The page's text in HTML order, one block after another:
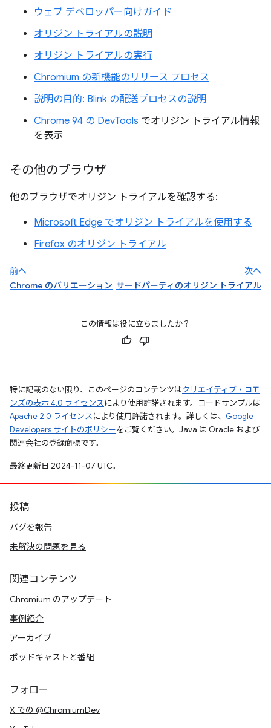
ウェブ デベロッパー向けガイド
オリジン トライアルの説明
オリジン トライアルの実行
Chromium の新機能のリリース プロセス
説明の目的: Blink の配送プロセスの説明
Chrome 94 の DevTools でオリジン トライアル情報
を表示
その他のブラウザ
他のブラウザでオリジン トライアルを確認する:
Microsoft Edge でオリジン トライアルを使用する
Firefox のオリジン トライアル
前へ
Chrome のバリエーション
次へ
サードパーティのオリジン トライアル
この情報は役に立ちましたか？
特に記載のない限り、このページのコンテンツはクリエイティブ・コモ
ンズの表示 4.0 ライセンスにより使用許諾されます。コードサンプルは
Apache 2.0 ライセンスにより使用許諾されます。詳しくは、 Google
Developers サイトのポリシーをご覧ください。Java は Oracle および
関連会社の登録商標です。
最終更新日 2024-11-07 UTC。
投稿
バグを報告
未解決の問題を見る
関連コンテンツ
Chromium のアップデート
事例紹介
アーカイブ
ポッドキャストと番組
フォロー
X での @ChromiumDev